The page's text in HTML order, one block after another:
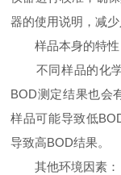
器的使用说明，减少
样品本身的特性
不同样品的化学
BOD测定结果也会
样品可能导致低
导致高BOD结果。
其他环境因素：